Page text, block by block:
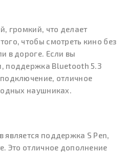
громкий, что делает
чтобы смотреть кино без
в дороге. Если вы
поддержка Bluetooth 5.3
отличное
наушниках.
поддержка S Pen,
Это отличное дополнение